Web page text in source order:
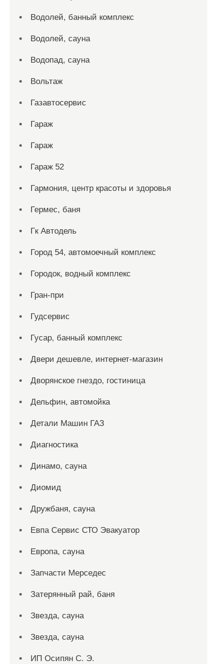
Водолей, банный комплекс
Водолей, сауна
Водопад, сауна
Вольтаж
Газавтосервис
Гараж
Гараж
Гараж 52
Гармония, центр красоты и здоровья
Гермес, баня
Гк Автодель
Город 54, автомоечный комплекс
Городок, водный комплекс
Гран-при
Гудсервис
Гусар, банный комплекс
Двери дешевле, интернет-магазин
Дворянское гнездо, гостиница
Дельфин, автомойка
Детали Машин ГАЗ
Диагностика
Динамо, сауна
Диомид
Дружбаня, сауна
Евпа Сервис СТО Эвакуатор
Европа, сауна
Запчасти Мерседес
Затерянный рай, баня
Звезда, сауна
Звезда, сауна
ИП Осипян С. Э.